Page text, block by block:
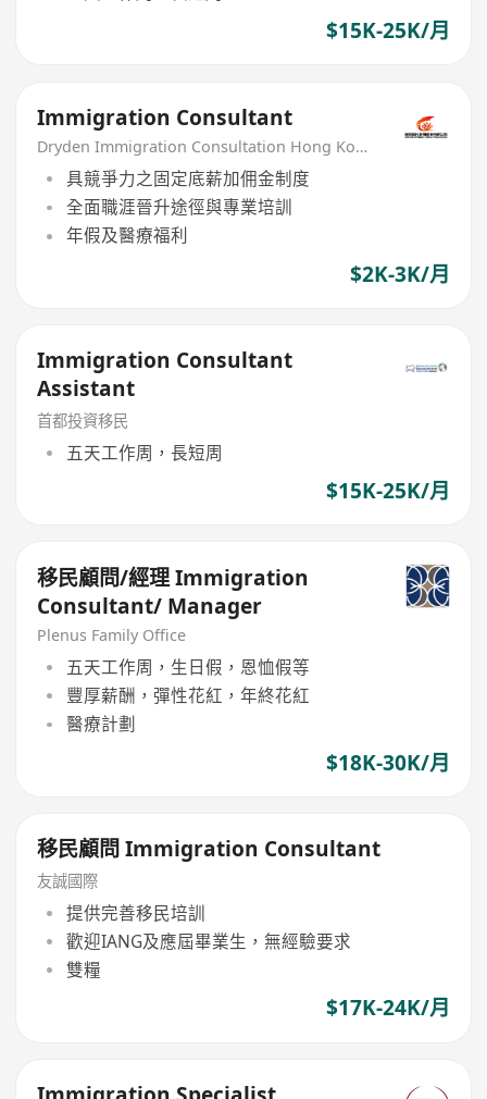
$15K-25K/月
Immigration Consultant
Dryden Immigration Consultation Hong Kong Limited
具競爭力之固定底薪加佣金制度
全面職涯晉升途徑與專業培訓
年假及醫療福利
$2K-3K/月
Immigration Consultant
Assistant
首都投資移民
五天工作周，長短周
$15K-25K/月
移民顧問/經理 Immigration
Consultant/ Manager
Plenus Family Office
五天工作周，生日假，恩恤假等
豐厚薪酬，彈性花紅，年終花紅
醫療計劃
$18K-30K/月
移民顧問 Immigration Consultant
友誠國際
提供完善移民培訓
歡迎IANG及應屆畢業生，無經驗要求
雙糧
$17K-24K/月